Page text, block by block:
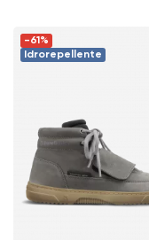
-61%
Idrorepellente